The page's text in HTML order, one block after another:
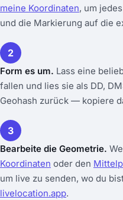
meine Koordinaten, um
und die Markierung auf die
2
Form es um. Lass eine
fallen und lies sie als DD,
Geohash zurück — kopiere
3
Bearbeite die Geometrie.
Koordinaten oder den
um live zu senden, wo du
livelocation.app.